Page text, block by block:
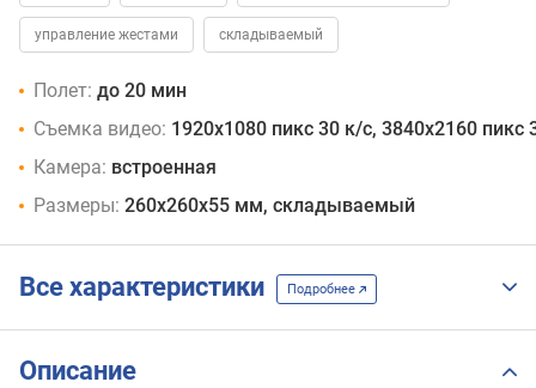
управление жестами складываемый
Полет: до 20 мин
Съемка видео: 1920x1080 пикс 30 к/с, 3840x2160 пикс
Камера: встроенная
Размеры: 260x260x55 мм, складываемый
Все характеристики Подробнее
Описание